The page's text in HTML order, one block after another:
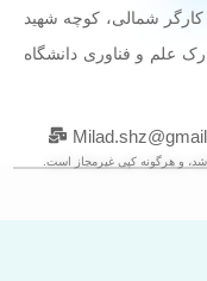
کوچه شهيد
۵ پارک علم و فناوری دانشگاه
غیرمجاز است.